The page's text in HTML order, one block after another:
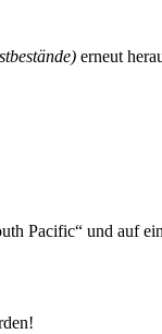
erneut
Pacific“ und auf